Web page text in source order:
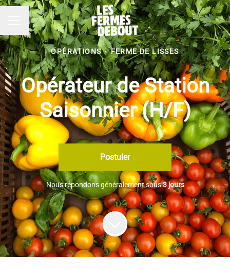
Menu carrière
OPÉRATIONS · FERME DE LISSES
Opérateur de Station
Saisonnier (H/F)
Postuler
Nous répondons généralement sous3 jours